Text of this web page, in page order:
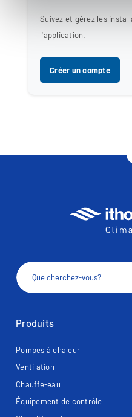
Suivez et gérez les
l'application.
Créer un compte
Produits
Pompes à chaleur
Ventilation
Chauffe-eau
Équipement de contrôle